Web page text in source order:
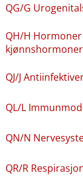
QG​/​G
QH​/​H
kjønnshormoner
QJ​/​J
QL​/​L
QN​/​N
QR​/​R